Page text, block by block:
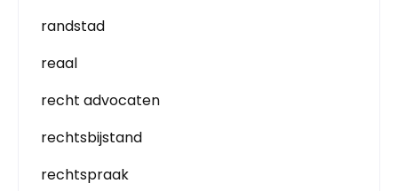
randstad
reaal
recht advocaten
rechtsbijstand
rechtspraak